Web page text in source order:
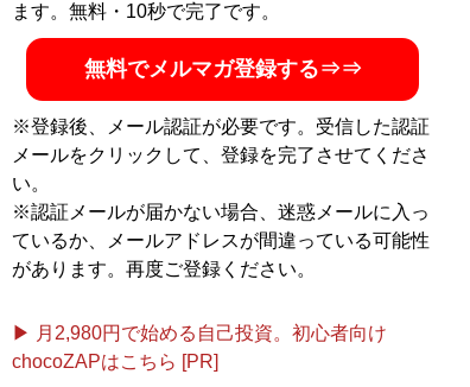
ます。無料・10秒で完了です。
無料でメルマガ登録する⇒⇒
※登録後、メール認証が必要です。受信した認証
メールをクリックして、登録を完了させてくださ
い。
※認証メールが届かない場合、迷惑メールに入っ
ているか、メールアドレスが間違っている可能性
があります。再度ご登録ください。
▶ 月2,980円で始める自己投資。初心者向け
chocoZAPはこちら [PR]